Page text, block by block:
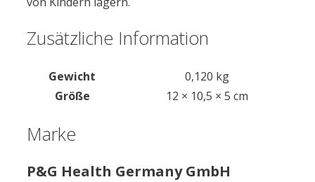
Zusätzliche Information
Gewicht
0,120 kg
Größe
12 × 10,5 × 5 cm
Marke
P&G Health Germany GmbH